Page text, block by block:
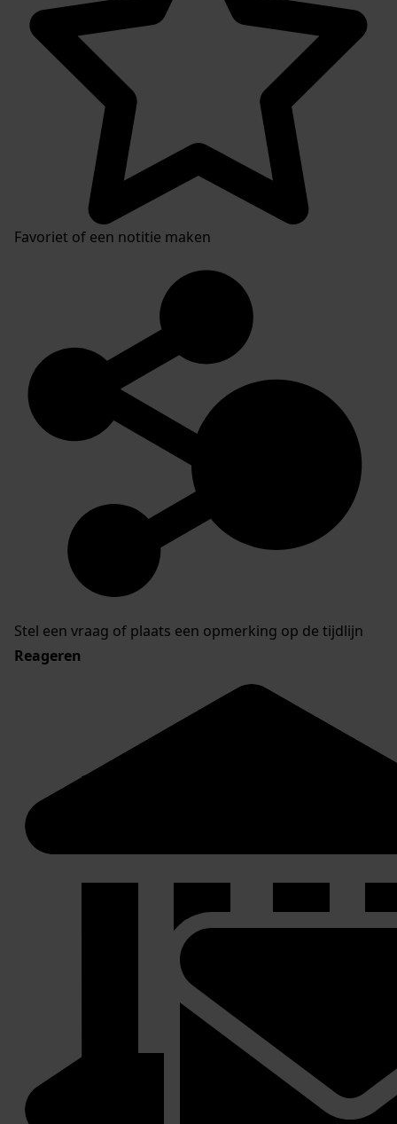
Favoriet of een notitie maken
Stel een vraag of plaats een opmerking op de tijdlijn
Reageren